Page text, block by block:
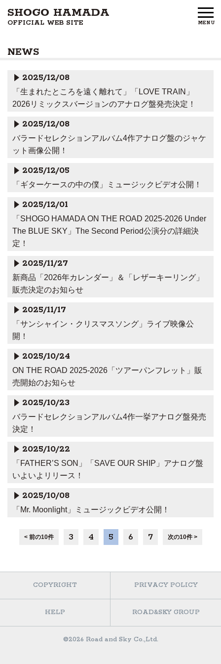
SHOGO HAMADA
OFFICIAL WEB SITE MENU
DISCOGRAPHY
GOODS
FREE MEMBERS
NEWS
2025/12/08
「生まれたところを遠く離れて」「LOVE TRAIN」
2026リミックスバージョンのアナログ盤発売決定！
2025/12/08
バラードセレクションアルバム4作アナログ盤のジャケ
ット画像公開！
2025/12/05
「ギターケースの中の僕」ミュージックビデオ公開！
2025/12/01
「SHOGO HAMADA ON THE ROAD 2025-2026 Under
The BLUE SKY」The Second Period公演分の詳細決
定！
2025/11/27
新商品「2026年カレンダー」＆「レザーキーリング」
販売決定のお知らせ
2025/11/17
「サンシャイン・クリスマスソング」ライブ映像公
開！
2025/10/24
ON THE ROAD 2025-2026「ツアーパンフレット」販
売開始のお知らせ
2025/10/23
バラードセレクションアルバム4作一挙アナログ盤発売
決定！
2025/10/22
「FATHER’S SON」「SAVE OUR SHIP」アナログ盤
いよいよリリース！
2025/10/08
「Mr. Moonlight」ミュージックビデオ公開！
< 前の10件 3 4 5 6 7 次の10件 >
COPYRIGHT PRIVACY POLICY
HELP ROAD&SKY GROUP
©2026 Road and Sky Co.,Ltd.